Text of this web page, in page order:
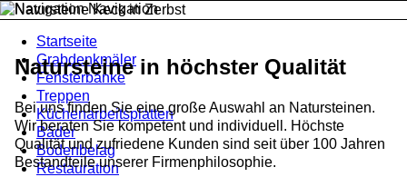
Navigation
Startseite
Grabdenkmäler
Fensterbänke
Treppen
Küchenarbeitsplatten
Bäder
Bodenbelag
Restauration
Natursteine in höchster Qualität
Bei uns finden Sie eine große Auswahl an Natursteinen.
Wir beraten Sie kompetent und individuell. Höchste
Qualität und zufriedene Kunden sind seit über 100 Jahren
Bestandteile unserer Firmenphilosophie.